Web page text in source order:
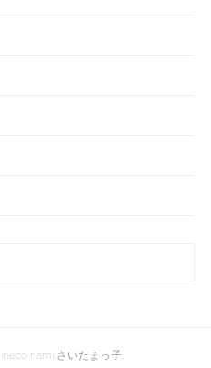
nami さいたまっ子